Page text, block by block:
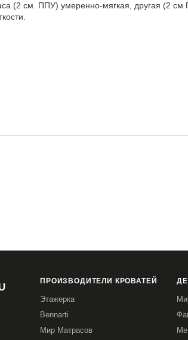
(2 см. ППУ) умеренно-мягкая, другая (2 см
- Термовойлок;
ПРОИЗВОДИТЕЛИ КРОВАТЕЙ
Этажерка
Bennarti
Мир Матрасов